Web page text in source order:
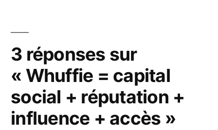
3 réponses sur
« Whuffie = capital
social + réputation +
influence + accès »